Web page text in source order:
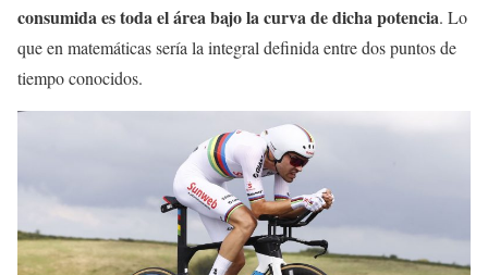
consumida es toda el área bajo la curva de dicha potencia. Lo
que en matemáticas sería la integral definida entre dos puntos de
tiempo conocidos.